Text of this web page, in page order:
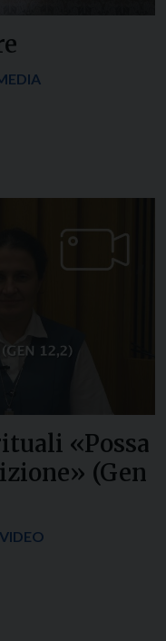
«Possa
(Gen
VIDEO